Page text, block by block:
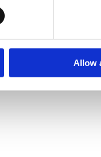
Allow
på ytan. Ni får plats